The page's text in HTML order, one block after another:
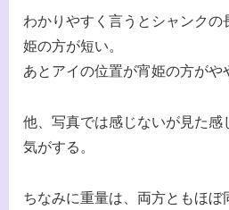
わかりやすく言うとシャンクの
姫の方が短い。
あとアイの位置が宵姫の方がや
他、写真では感じないが見た感
気がする。
ちなみに重量は、両方ともほぼ